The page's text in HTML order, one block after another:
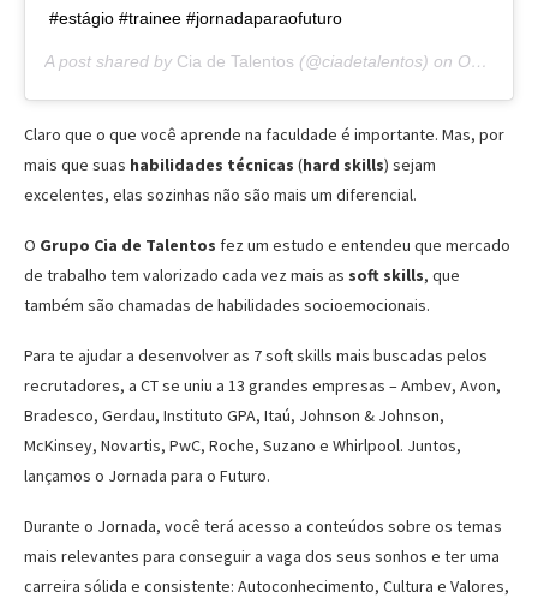
#estágio #trainee #jornadaparaofuturo
A post shared by Cia de Talentos (@ciadetalentos) on Oct 2, 2019 at 5:06pm PDT
Claro que o que você aprende na faculdade é importante. Mas, por
mais que suas habilidades técnicas (hard skills) sejam
excelentes, elas sozinhas não são mais um diferencial.
O Grupo Cia de Talentos fez um estudo e entendeu que mercado
de trabalho tem valorizado cada vez mais as soft skills, que
também são chamadas de habilidades socioemocionais.
Para te ajudar a desenvolver as 7 soft skills mais buscadas pelos
recrutadores, a CT se uniu a 13 grandes empresas – Ambev, Avon,
Bradesco, Gerdau, Instituto GPA, Itaú, Johnson & Johnson,
McKinsey, Novartis, PwC, Roche, Suzano e Whirlpool. Juntos,
lançamos o Jornada para o Futuro.
Durante o Jornada, você terá acesso a conteúdos sobre os temas
mais relevantes para conseguir a vaga dos seus sonhos e ter uma
carreira sólida e consistente: Autoconhecimento, Cultura e Valores,